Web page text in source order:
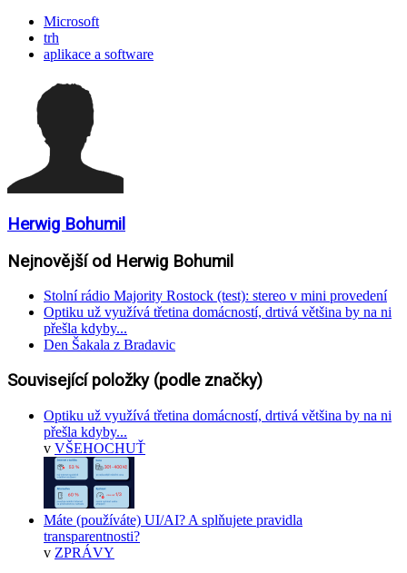
Microsoft
trh
aplikace a software
Herwig Bohumil
Nejnovější od Herwig Bohumil
Stolní rádio Majority Rostock (test): stereo v mini provedení
Optiku už využívá třetina domácností, drtivá většina by na ni
přešla kdyby...
Den Šakala z Bradavic
Související položky (podle značky)
Optiku už využívá třetina domácností, drtivá většina by na ni
přešla kdyby...
v VŠEHOCHUŤ
Máte (používáte) UI/AI? A splňujete pravidla
transparentnosti?
v ZPRÁVY